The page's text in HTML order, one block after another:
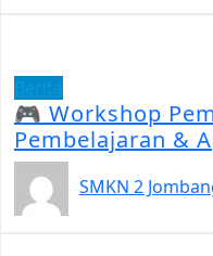
🎮 Workshop
Pembelajaran &
SMKN 2